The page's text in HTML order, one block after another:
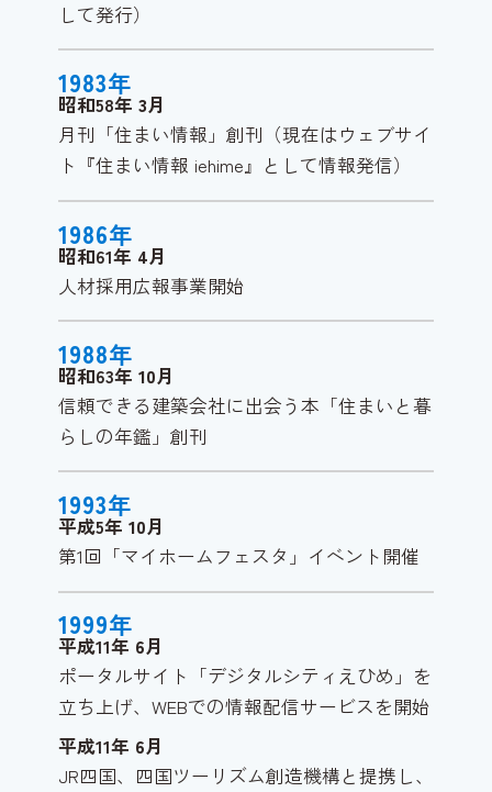
して発行）
1983年
昭和58年 3月
月刊「住まい情報」創刊（現在はウェブサイ
ト『住まい情報 iehime』として情報発信）
1986年
昭和61年 4月
人材採用広報事業開始
1988年
昭和63年 10月
信頼できる建築会社に出会う本「住まいと暮
らしの年鑑」創刊
1993年
平成5年 10月
第1回「マイホームフェスタ」イベント開催
1999年
平成11年 6月
ポータルサイト「デジタルシティえひめ」を
立ち上げ、WEBでの情報配信サービスを開始
平成11年 6月
JR四国、四国ツーリズム創造機構と提携し、